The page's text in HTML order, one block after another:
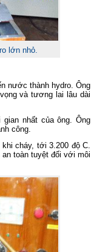
lớn nhỏ.
nước thành hydro. Ông
và tương lai lâu dài
nhất của ông. Ông
công.
cháy, tới 3.200 độ C.
toàn tuyệt đối với môi